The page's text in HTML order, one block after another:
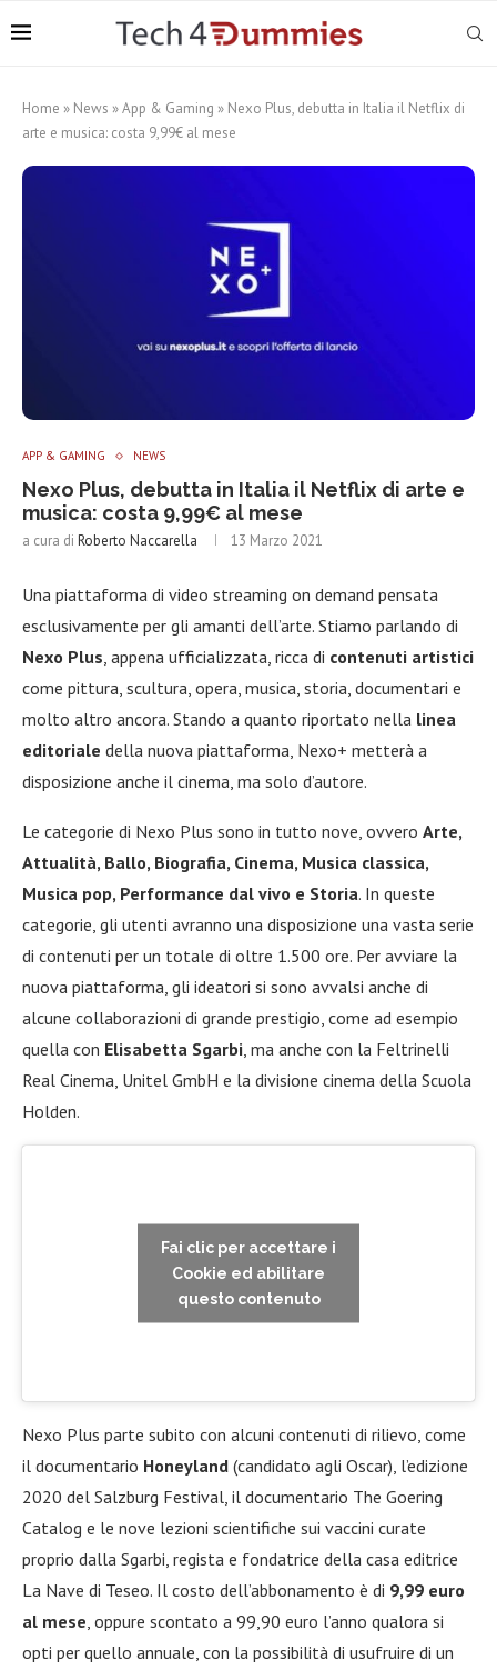
Home » News »App & Gaming » Nexo Plus, debutta in Italia il Netflix di
arte e musica: costa 9,99€ al mese
APP & GAMING NEWS
Nexo Plus, debutta in Italia il Netflix di arte e
musica: costa 9,99€ al mese
a cura di Roberto Naccarella 13 Marzo 2021
Una piattaforma di video streaming on demand pensata
esclusivamente per gli amanti dell’arte. Stiamo parlando di
Nexo Plus, appena ufficializzata, ricca di contenuti artistici
come pittura, scultura, opera, musica, storia, documentari e
molto altro ancora. Stando a quanto riportato nella linea
editoriale della nuova piattaforma, Nexo+ metterà a
disposizione anche il cinema, ma solo d’autore.
Le categorie di Nexo Plus sono in tutto nove, ovvero Arte,
Attualità, Ballo, Biografia, Cinema, Musica classica,
Musica pop, Performance dal vivo e Storia. In queste
categorie, gli utenti avranno una disposizione una vasta serie
di contenuti per un totale di oltre 1.500 ore. Per avviare la
nuova piattaforma, gli ideatori si sono avvalsi anche di
alcune collaborazioni di grande prestigio, come ad esempio
quella con Elisabetta Sgarbi, ma anche con la Feltrinelli
Real Cinema, Unitel GmbH e la divisione cinema della Scuola
Holden.
Fai clic per accettare i
Cookie ed abilitare
questo contenuto
Nexo Plus parte subito con alcuni contenuti di rilievo, come
il documentario Honeyland (candidato agli Oscar), l’edizione
2020 del Salzburg Festival, il documentario The Goering
Catalog e le nove lezioni scientifiche sui vaccini curate
proprio dalla Sgarbi, regista e fondatrice della casa editrice
La Nave di Teseo. Il costo dell’abbonamento è di 9,99 euro
al mese , oppure scontato a 99,90 euro l’anno qualora si
opti per quello annuale, con la possibilità di usufruire di un